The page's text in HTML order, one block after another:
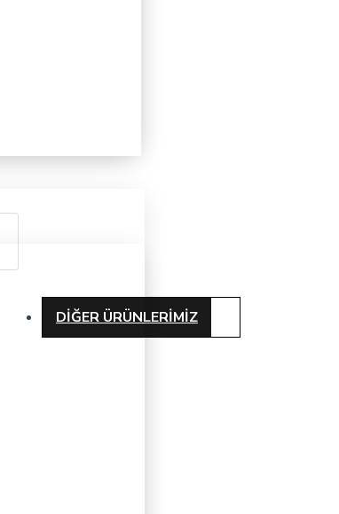
DIĞER ÜRÜNLERIMIZ